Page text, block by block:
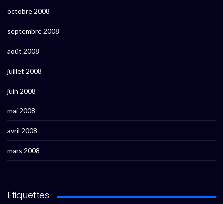
octobre 2008
septembre 2008
août 2008
juillet 2008
juin 2008
mai 2008
avril 2008
mars 2008
Étiquettes